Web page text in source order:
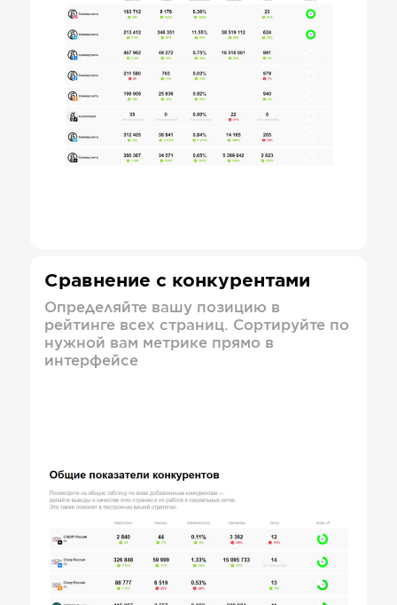
Сравнение с конкурентами
Определяйте вашу позицию в
рейтинге всех страниц. Сортируйте по
нужной вам метрике прямо в
интерфейсе